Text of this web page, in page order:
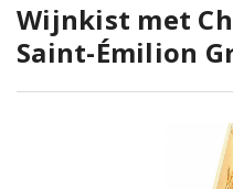
Wijnkist met
Saint-Émilion